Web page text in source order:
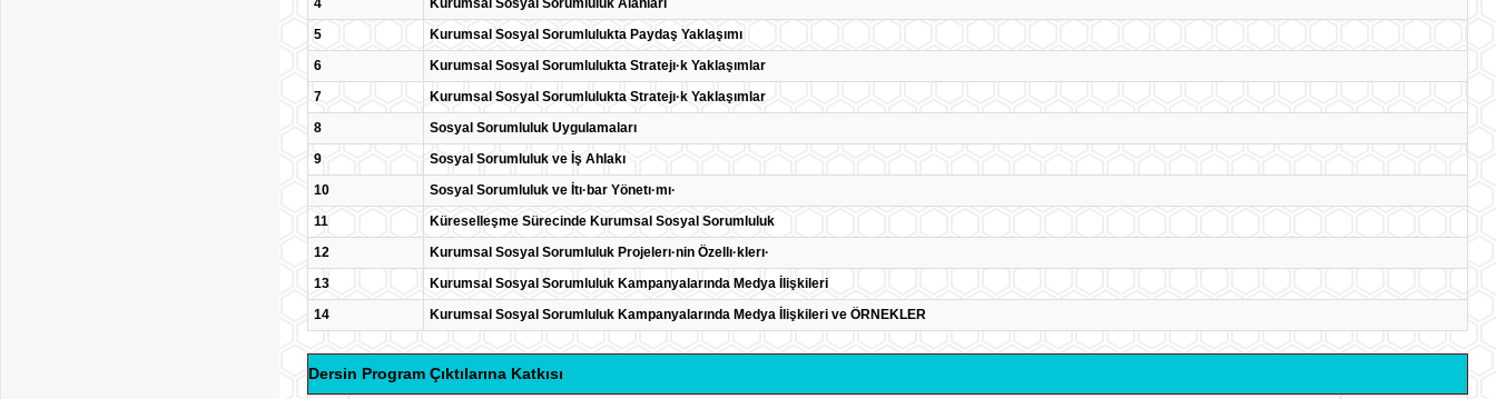
4
Kurumsal Sosyal Sorumluluk Alanları
5
Kurumsal Sosyal Sorumlulukta Paydaş Yaklaşımı
6
Kurumsal Sosyal Sorumlulukta Stratejı·k Yaklaşımlar
7
Kurumsal Sosyal Sorumlulukta Stratejı·k Yaklaşımlar
8
Sosyal Sorumluluk Uygulamaları
9
Sosyal Sorumluluk ve İş Ahlakı
10
Sosyal Sorumluluk ve İtı·bar Yönetı·mı·
11
Küreselleşme Sürecinde Kurumsal Sosyal Sorumluluk
12
Kurumsal Sosyal Sorumluluk Projelerı·nin Özellı·klerı·
13
Kurumsal Sosyal Sorumluluk Kampanyalarında Medya İlişkileri
14
Kurumsal Sosyal Sorumluluk Kampanyalarında Medya İlişkileri ve ÖRNEKLER
Dersin Program Çıktılarına Katkısı